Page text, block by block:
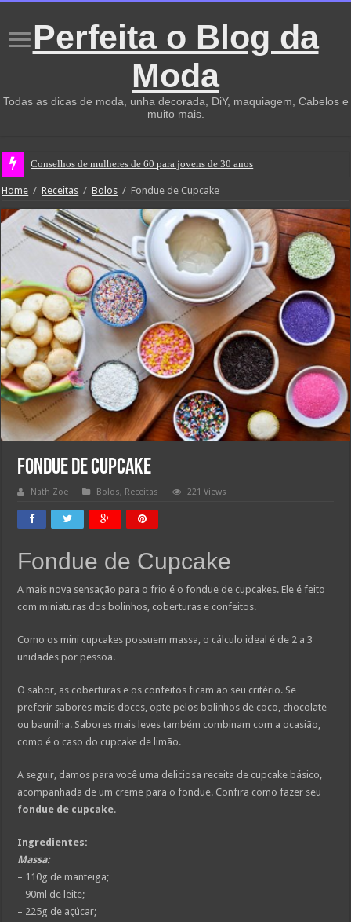
Perfeita o Blog da
Moda
Todas as dicas de moda, unha decorada, DiY, maquiagem, Cabelos e
muito mais.
Conselhos de mulheres de 60 para jovens de 30 anos
Home / Receitas / Bolos / Fondue de Cupcake
Fondue de Cupcake
Nath Zoe Bolos, Receitas 221 Views
Fondue de Cupcake
A mais nova sensação para o frio é o fondue de cupcakes. Ele é feito
com miniaturas dos bolinhos, coberturas e confeitos.
Como os mini cupcakes possuem massa, o cálculo ideal é de 2 a 3
unidades por pessoa.
O sabor, as coberturas e os confeitos ficam ao seu critério. Se
preferir sabores mais doces, opte pelos bolinhos de coco, chocolate
ou baunilha. Sabores mais leves também combinam com a ocasião,
como é o caso do cupcake de limão.
A seguir, damos para você uma deliciosa receita de cupcake básico,
acompanhada de um creme para o fondue. Confira como fazer seu
fondue de cupcake.
Ingredientes:
Massa:
– 110g de manteiga;
– 90ml de leite;
– 225g de açúcar;